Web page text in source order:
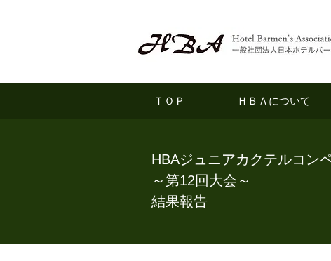
ＴＯＰ ＨＢＡについて
HBAジュニアカクテルコン
～第12回大会～
結果報告